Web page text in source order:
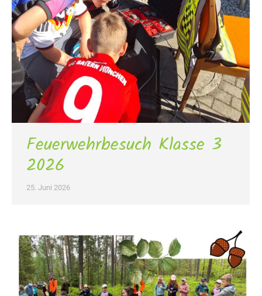
Feuerwehrbesuch Klasse 3
2026
25. Juni 2026